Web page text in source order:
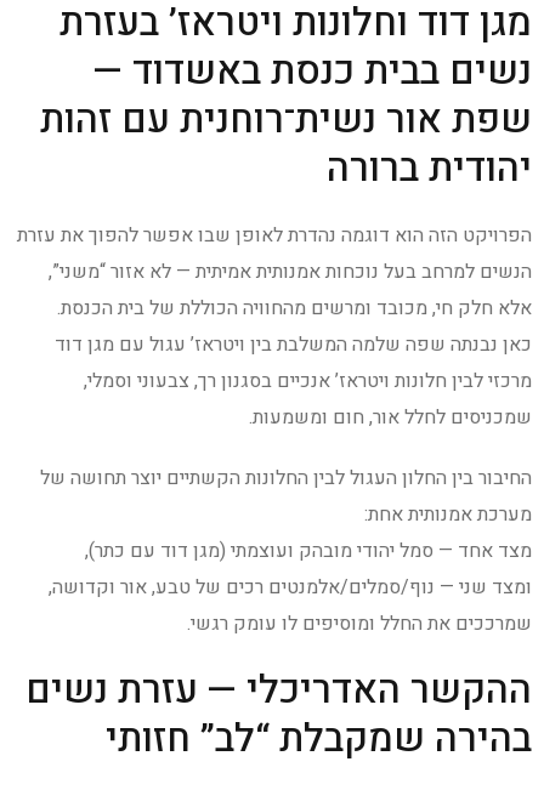
מגן דוד וחלונות ויטראז’ בעזרת
נשים בבית כנסת באשדוד —
שפת אור נשית־רוחנית עם זהות
יהודית ברורה
הפרויקט הזה הוא דוגמה נהדרת לאופן שבו אפשר להפוך את עזרת
הנשים למרחב בעל נוכחות אמנותית אמיתית — לא אזור “משני”,
אלא חלק חי, מכובד ומרשים מהחוויה הכוללת של בית הכנסת.
כאן נבנתה שפה שלמה המשלבת בין ויטראז’ עגול עם מגן דוד
מרכזי לבין חלונות ויטראז’ אנכיים בסגנון רך, צבעוני וסמלי,
שמכניסים לחלל אור, חום ומשמעות.
החיבור בין החלון העגול לבין החלונות הקשתיים יוצר תחושה של
מערכת אמנותית אחת:
מצד אחד — סמל יהודי מובהק ועוצמתי (מגן דוד עם כתר),
ומצד שני — נוף/סמלים/אלמנטים רכים של טבע, אור וקדושה,
שמרככים את החלל ומוסיפים לו עומק רגשי.
ההקשר האדריכלי — עזרת נשים
בהירה שמקבלת “לב” חזותי